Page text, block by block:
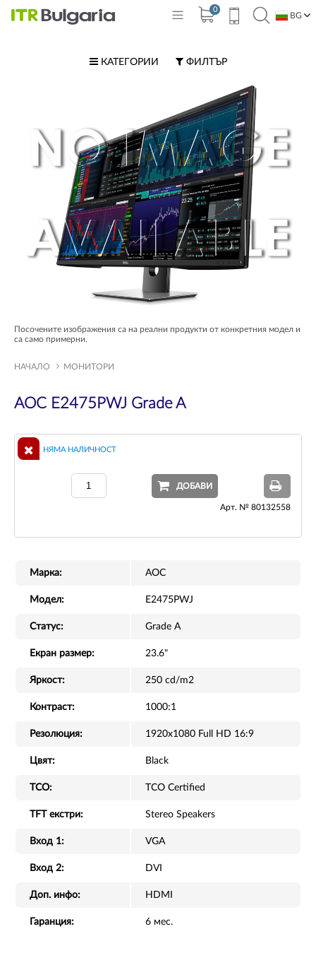
0
BG
КАТЕГОРИИ ФИЛТЪР
Посочените изображения са на реални продукти от конкретния модел и
са само примерни.
НАЧАЛО МОНИТОРИ
AOC E2475PWJ Grade A
НЯМА НАЛИЧНОСТ
ДОБАВИ
Арт. № 80132558
Марка: AOC
Модел: E2475PWJ
Статус: Grade A
Екран размер: 23.6"
Яркост: 250 cd/m2
Контраст: 1000:1
Резолюция: 1920x1080 Full HD 16:9
Цвят: Black
TCO: TCO Certified
TFT екстри: Stereo Speakers
Вход 1: VGA
Вход 2: DVI
Доп. инфо: HDMI
Гаранция: 6 мес.